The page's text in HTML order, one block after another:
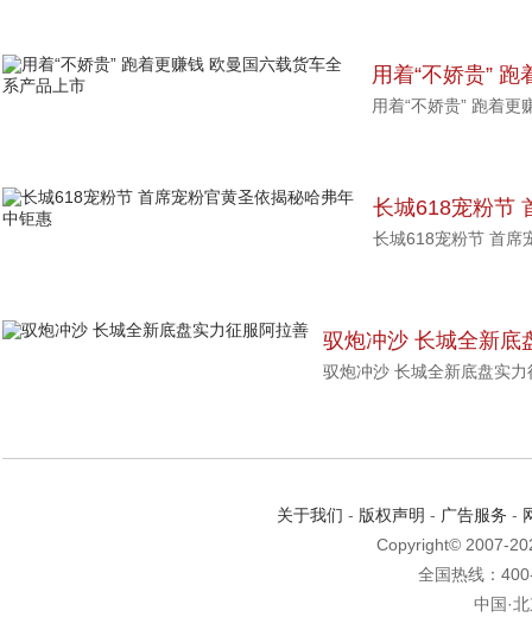
用着“不娇贵”
产品上市
用着“不娇贵” 跑着
长城618宠粉节
中钜惠
长城618宠粉节 首席
驭炮冲沙 长城全新底
驭炮冲沙 长城全新底盘实力
关于我们 - 版权声明 - 广告服务 -
Copyright© 2007-
全国热线：
中国·